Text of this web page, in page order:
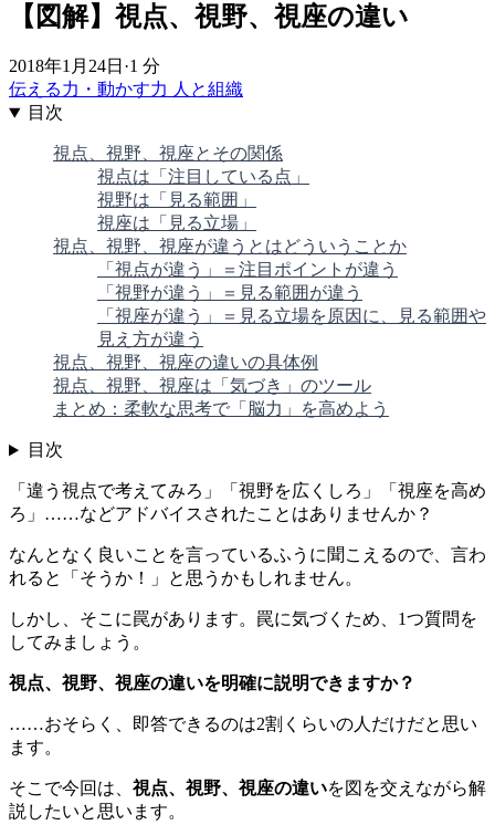
【図解】視点、視野、視座の違い
2018年1月24日 ·1 分
伝える力・動かす力 人と組織
目次
視点、視野、視座とその関係
視点は「注目している点」
視野は「見る範囲」
視座は「見る立場」
視点、視野、視座が違うとはどういうことか
「視点が違う」＝注目ポイントが違う
「視野が違う」＝見る範囲が違う
「視座が違う」＝見る立場を原因に、見る範囲や
見え方が違う
視点、視野、視座の違いの具体例
視点、視野、視座は「気づき」のツール
まとめ：柔軟な思考で「脳力」を高めよう
目次
「違う視点で考えてみろ」「視野を広くしろ」「視座を高め
ろ」……などアドバイスされたことはありませんか？
なんとなく良いことを言っているふうに聞こえるので、言わ
れると「そうか！」と思うかもしれません。
しかし、そこに罠があります。罠に気づくため、1つ質問を
してみましょう。
視点、視野、視座の違いを明確に説明できますか？
……おそらく、即答できるのは2割くらいの人だけだと思い
ます。
そこで今回は、 視点、視野、視座の違いを図を交えながら解
説したいと思います。